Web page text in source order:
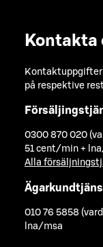
Kontakta
på respektive
0300 870 020
51 cent/min +
Alla
010 76 5858
lna/msa